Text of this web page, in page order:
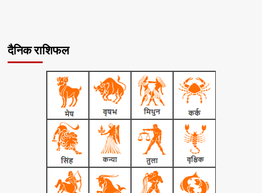
दैनिक राशिफल